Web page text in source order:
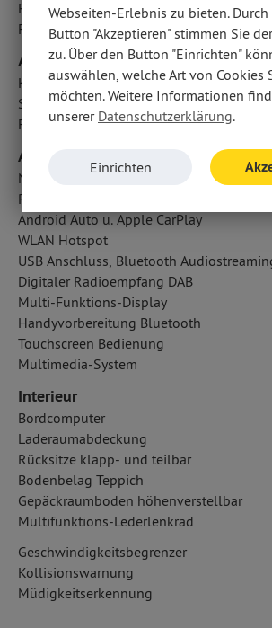
Reifendruckkontrolle
Fahrlichtautomatik
Airbags
Kopfairbag vorn und hinten
Seitenairbag vorn
Fahrer- /Beifahrerairbag
Audio & Kommunikation
Navigationssystem
Radio
Android Auto u. Apple CarPlay
WLAN Hotspot
USB Anschluss, Bluetooth
Digitaler Radioempfang DAB
Multi-Funktions-Display
Handyvorbereitung Bluetooth
Touchscreen Bedienung
Multimedia-System
Interieur
Bordcomputer
Laderaumabdeckung
Rücksitze klapp- und teilbar
Bodenbelag Teppich
Gepäckraumboden höhenverstellbar
Multifunktions-Lederlenkrad
Geschwindigkeitsbegrenzer
Kollisionswarnung
Müdigkeitserkennung
Webseiten-Erlebnis zu bieten.
Button "Akzeptieren" stimmen Sie
zu. Über den Button "Einrichten"
auswählen, welche Art von Cookies
möchten. Weitere Informationen
unserer Datenschutzerklärung.
Einrichten